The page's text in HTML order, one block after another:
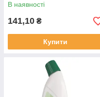
В наявності
141,10 ₴
Купити